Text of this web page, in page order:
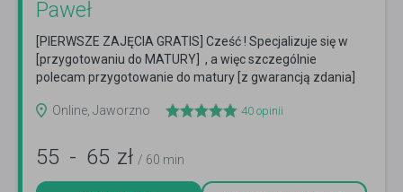
Paweł
[PIERWSZE ZAJĘCIA GRATIS] Cześć ! Specjalizuje się w
[przygotowaniu do MATURY] , a więc szczególnie
polecam przygotowanie do matury [z gwarancją zdania]
Online, Jaworzno
40 opinii
55 - 65 zł / 60 min